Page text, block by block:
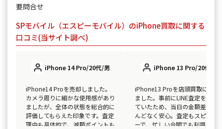
要問合せ
SPモバイル（エスピーモバイル）のiPhone買取に関する
口コミ(当サイト調べ)
iPhone 14 Pro/20代/男
iPhone14 Proを売却しました。
カメラ周りに細かな使用感があり
ましたが、全体の状態を総合的に
評価してもらえた印象です。査定
理由も具体的で、減額ポイントも
iPhone 13 Pro/20代/男
iPhone13 Proを店頭買取に出し
ました。事前にLINE査定を利用
ていたため、当日の金額差がほ
んどなく安心。査定もスピーデ
ーで、忙しい合間でも利用しや